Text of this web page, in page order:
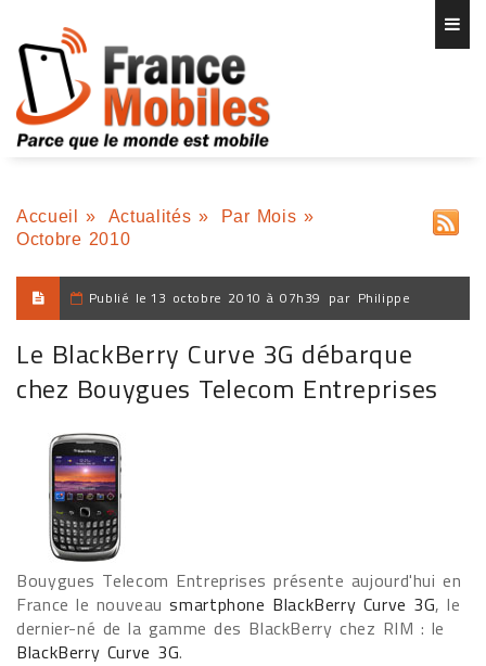
Accueil » Actualités » Par Mois »
Octobre 2010
Publié le 13 octobre 2010 à 07h39 par Philippe
Le BlackBerry Curve 3G débarque
chez Bouygues Telecom Entreprises
Bouygues Telecom Entreprises présente aujourd'hui en
France le nouveausmartphone BlackBerry Curve 3G, le
dernier-né de la gamme des BlackBerry chez RIM : le
BlackBerry Curve 3G.